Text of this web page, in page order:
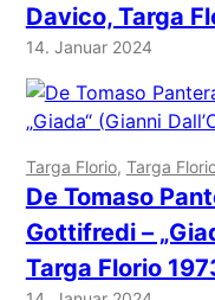
Davico, Targa
14. Januar 2024
Targa Florio, Targa
De Tomaso
Gottifredi –
Targa Florio